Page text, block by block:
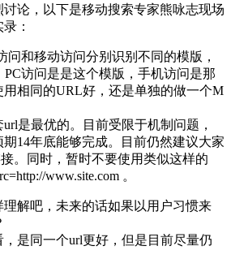
论，以下是移动搜索专家熊咏志现场
：
问和移动访问分别识别不同的模版，
访问是是这个模版，手机访问是那
相同的URL好，还是单独的做一个M
是最优的。目前受限于机制问题，
14年底能够完成。目前仍然建议大家
。同时，暂时不要使用类似这样的
www.site.com 。
解吧，未来的话如果以用户习惯来
是同一个url更好，但是目前尽量仍